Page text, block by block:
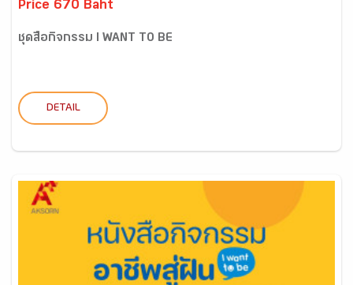
Price 670 Baht
ชุดสื่อกิจกรรม I WANT TO BE
DETAIL